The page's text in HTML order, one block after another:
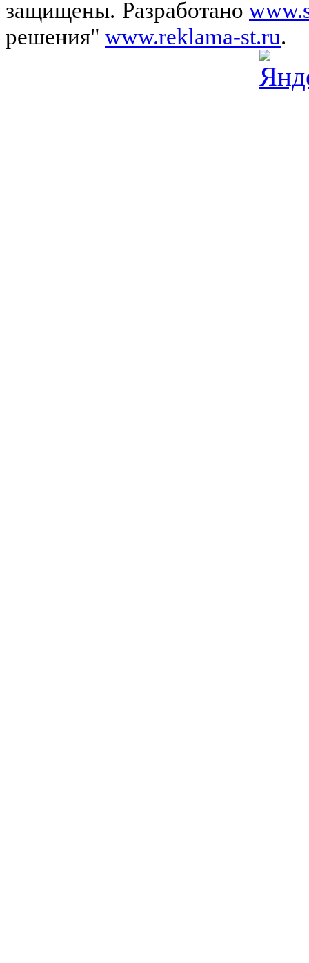
защищены. Разработано
решения" www.reklama-st.ru.